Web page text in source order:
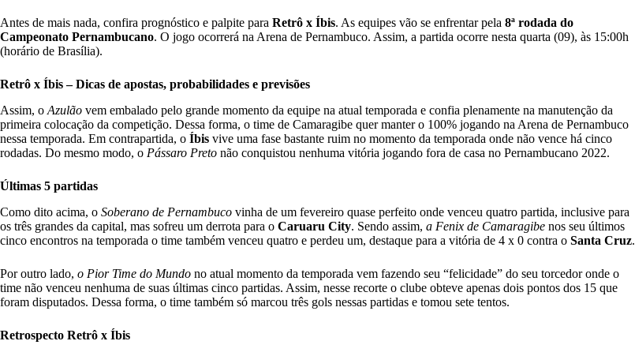
Antes de mais nada, confira prognóstico e palpite para Retrô x Íbis. As equipes vão se enfrentar pela 8ª rodada do
Campeonato Pernambucano. O jogo ocorrerá na Arena de Pernambuco. Assim, a partida ocorre nesta quarta (09), às 15:00h
(horário de Brasília).
Retrô x Íbis – Dicas de apostas, probabilidades e previsões
Assim, o Azulão vem embalado pelo grande momento da equipe na atual temporada e confia plenamente na manutenção da
primeira colocação da competição. Dessa forma, o time de Camaragibe quer manter o 100% jogando na Arena de Pernambuco
nessa temporada. Em contrapartida, o Íbis vive uma fase bastante ruim no momento da temporada onde não vence há cinco
rodadas. Do mesmo modo, o Pássaro Preto não conquistou nenhuma vitória jogando fora de casa no Pernambucano 2022.
Últimas 5 partidas
Como dito acima, o Soberano de Pernambuco vinha de um fevereiro quase perfeito onde venceu quatro partida, inclusive para
os três grandes da capital, mas sofreu um derrota para o Caruaru City. Sendo assim, a Fenix de Camaragibe nos seu últimos
cinco encontros na temporada o time também venceu quatro e perdeu um, destaque para a vitória de 4 x 0 contra o Santa Cruz.
Por outro lado, o Pior Time do Mundo no atual momento da temporada vem fazendo seu “felicidade” do seu torcedor onde o
time não venceu nenhuma de suas últimas cinco partidas. Assim, nesse recorte o clube obteve apenas dois pontos dos 15 que
foram disputados. Dessa forma, o time também só marcou três gols nessas partidas e tomou sete tentos.
Retrospecto Retrô x Íbis